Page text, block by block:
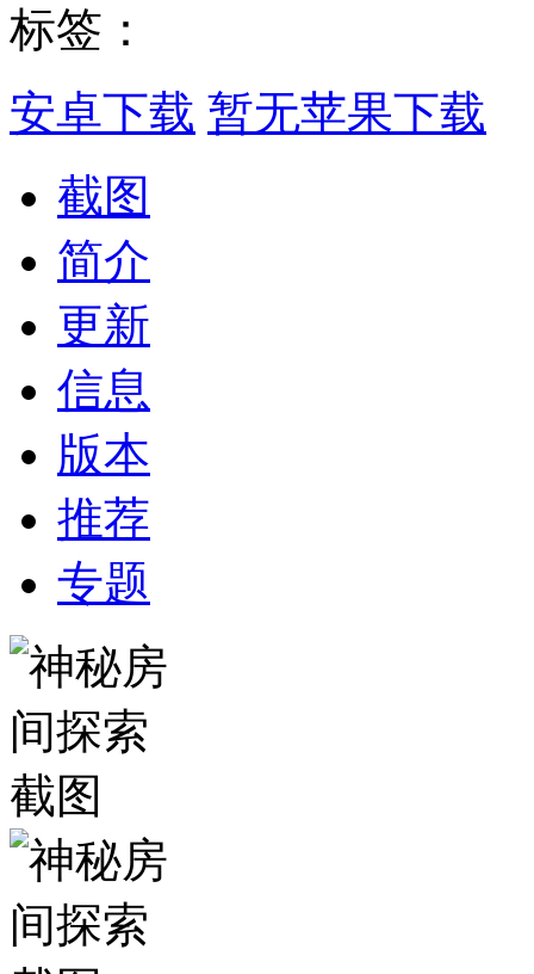
标签：
安卓下载 暂无苹果下载
截图
简介
更新
信息
版本
推荐
专题